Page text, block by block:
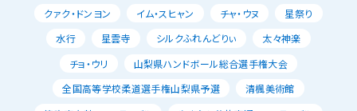
クァク・ドンヨン イム・スヒャン チャ・ウヌ
星祭り
水行
星雲寺 シルクふれんどりぃ
太々神楽
チョ・ウリ
山梨県ハンドボール総合選手権大会
全国高等学校柔道選手権山梨県予選
清楓美術館